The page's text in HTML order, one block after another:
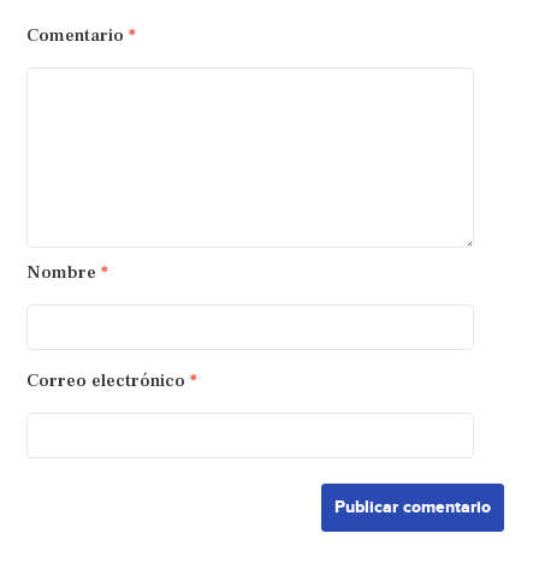
Comentario *
Nombre *
Correo electrónico *